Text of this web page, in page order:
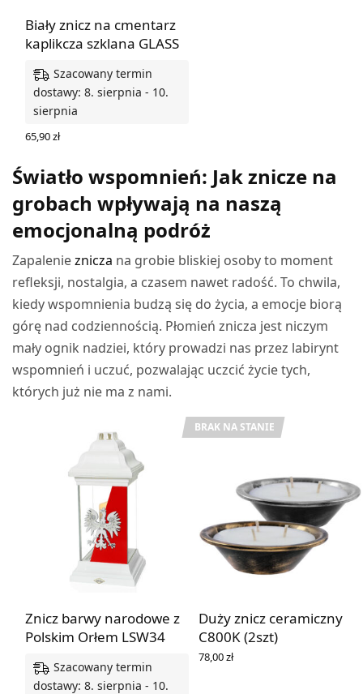
Biały znicz na cmentarz
kaplikcza szklana GLASS
Szacowany termin
dostawy: 8. sierpnia - 10.
sierpnia
65,90zł
Światło wspomnień: Jak znicze na
grobach wpływają na naszą
emocjonalną podróż
Zapalenieznicza na grobie bliskiej osoby to moment
refleksji, nostalgia, a czasem nawet radość. To chwila,
kiedy wspomnienia budzą się do życia, a emocje biorą
górę nad codziennością. Płomień znicza jest niczym
mały ognik nadziei, który prowadzi nas przez labirynt
wspomnień i uczuć, pozwalając uczcić życie tych,
których już nie ma z nami.
Znicz barwy narodowe z
Polskim Orłem LSW34
Szacowany termin
dostawy: 8. sierpnia - 10.
BRAK NA STANIE
Duży znicz ceramiczny
C800K (2szt)
78,00zł